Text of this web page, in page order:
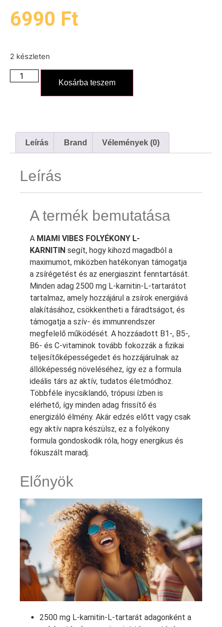
6990 Ft
2 készleten
Kosárba teszem
Leírás Brand Vélemények (0)
Leírás
A termék bemutatása
A MIAMI VIBES FOLYÉKONY L-
KARNITIN segít, hogy kihozd magadból a
maximumot, miközben hatékonyan támogatja
a zsírégetést és az energiaszint fenntartását.
Minden adag 2500 mg L-karnitin-L-tartarátot
tartalmaz, amely hozzájárul a zsírok energiává
alakításához, csökkentheti a fáradtságot, és
támogatja a szív- és immunrendszer
megfelelő működését. A hozzáadott B1-, B5-,
B6- és C-vitaminok tovább fokozzák a fizikai
teljesítőképességedet és hozzájárulnak az
állóképesség növeléséhez, így ez a formula
ideális társ az aktív, tudatos életmódhoz.
Többféle ínycsiklandó, trópusi ízben is
elérhető, így minden adag frissítő és
energizáló élmény. Akár edzés előtt vagy csak
egy aktív napra készülsz, ez a folyékony
formula gondoskodik róla, hogy energikus és
fókuszált maradj.
Előnyök
2500 mg L-karnitin-L-tartarát adagonként a